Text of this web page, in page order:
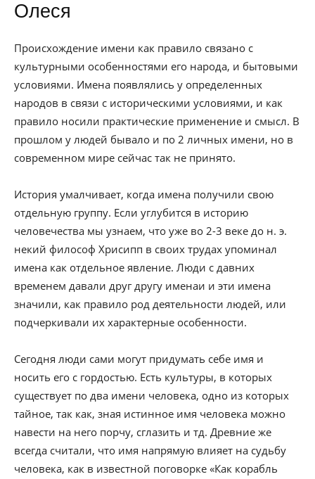
Олеся
Происхождение имени как правило связано с
культурными особенностями его народа, и бытовыми
условиями. Имена появлялись у определенных
народов в связи с историческими условиями, и как
правило носили практические применение и смысл. В
прошлом у людей бывало и по 2 личных имени, но в
современном мире сейчас так не принято.
История умалчивает, когда имена получили свою
отдельную группу. Если углубится в историю
человечества мы узнаем, что уже во 2-3 веке до н. э.
некий философ Хрисипп в своих трудах упоминал
имена как отдельное явление. Люди с давних
временем давали друг другу именаи и эти имена
значили, как правило род деятельности людей, или
подчеркивали их характерные особенности.
Сегодня люди сами могут придумать себе имя и
носить его с гордостью. Есть культуры, в которых
существует по два имени человека, одно из которых
тайное, так как, зная истинное имя человека можно
навести на него порчу, сглазить и тд. Древние же
всегда считали, что имя напрямую влияет на судьбу
человека, как в известной поговорке «Как корабль